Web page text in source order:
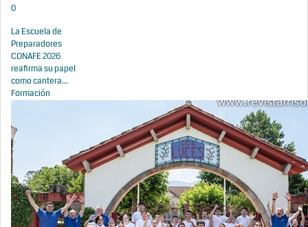
0
La Escuela de
Preparadores
CONAFE 2026
reafirma su papel
como cantera...
Formación